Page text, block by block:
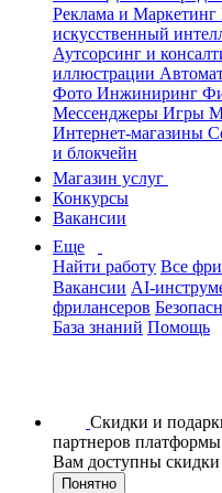
Реклама и Маркетинг
искусственный
Аутсорсинг и
иллюстрации
Фото Инжиниринг
Мессенджеры Игры
Интернет-магазины
и блокчейн
Магазин услуг
Конкурсы
Вакансии
Еще
Найти работу Все
Вакансии AI-
фрилансеров
База знаний Помощь
Скидки и
партнеров платформы
Вам доступны скидки
Понятно